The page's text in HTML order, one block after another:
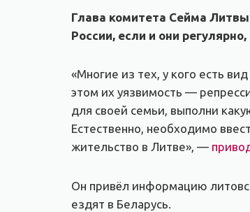
Глава комитета Сейма
России, если и они
«Многие из тех, у кого есть
этом их уязвимость —
для своей семьи, выполни
Естественно, необходимо
жительство в Литве», —
Он привёл информацию
ездят в Беларусь.